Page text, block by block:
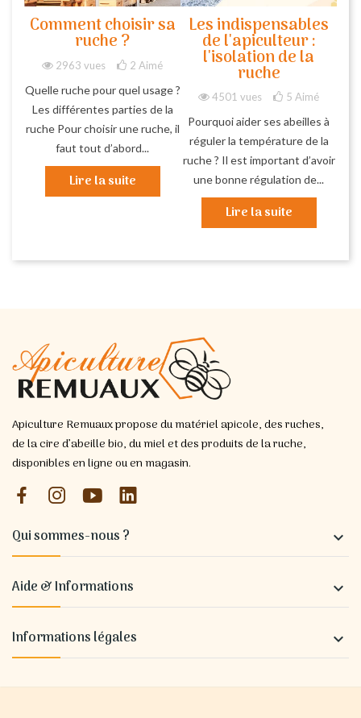
Comment choisir sa
ruche ?
2963 vues 2 Aimé
Quelle ruche pour quel usage ?
Les différentes parties de la
ruche Pour choisir une ruche, il
faut tout d’abord...
Lire la suite
Les indispensables
de l'apiculteur :
l'isolation de la
ruche
4501 vues 5 Aimé
Pourquoi aider ses abeilles à
réguler la température de la
ruche ? Il est important d’avoir
une bonne régulation de...
Lire la suite
Apiculture Remuaux propose du matériel apicole, des ruches,
de la cire d’abeille bio, du miel et des produits de la ruche,
disponibles en ligne ou en magasin.
Qui sommes-nous ? 
Aide & Informations 
Informations légales 